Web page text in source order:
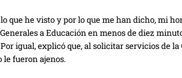
que he visto y por lo que me han dicho, mi
a Educación en menos de diez
igual, explicó que, al solicitar servicios de
le fueron ajenos.